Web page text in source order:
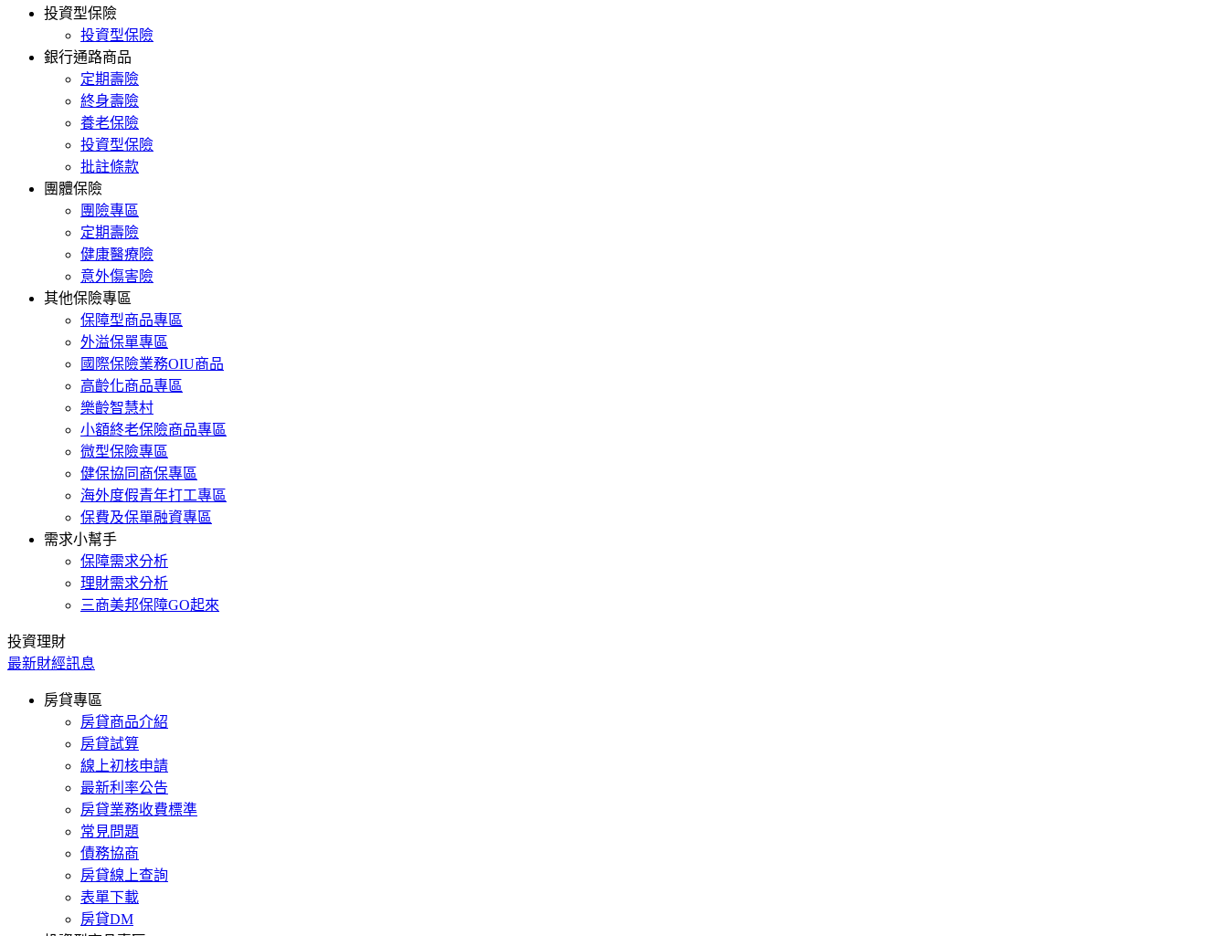
投資型保險
投資型保險
銀行通路商品
定期壽險
終身壽險
養老保險
投資型保險
批註條款
團體保險
團險專區
定期壽險
健康醫療險
意外傷害險
其他保險專區
保障型商品專區
外溢保單專區
國際保險業務OIU商品
高齡化商品專區
樂齡智慧村
小額終老保險商品專區
微型保險專區
健保協同商保專區
海外度假青年打工專區
保費及保單融資專區
需求小幫手
保障需求分析
理財需求分析
三商美邦保障GO起來
投資理財
最新財經訊息
房貸專區
房貸商品介紹
房貸試算
線上初核申請
最新利率公告
房貸業務收費標準
常見問題
債務協商
房貸線上查詢
表單下載
房貸DM